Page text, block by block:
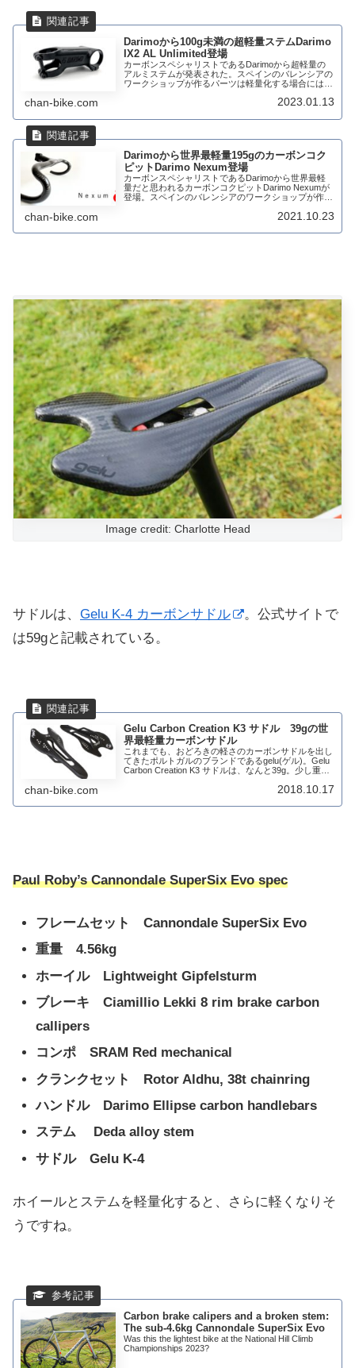
Darimoから100g未満の超軽量ステムDarimo
IX2 AL Unlimited登場
カーボンスペシャリストであるDarimoから超軽量の
アルミステムが発表された。スペインのバレンシアの
ワークショップが作るパーツは軽量化する場合には、
は、ライダーの体重制限のないカスタマイズ可能...
chan-bike.com 2023.01.13
Darimoから世界最軽量195gのカーボンコク
ピットDarimo Nexum登場
カーボンスペシャリストであるDarimoから世界最軽
量だと思われるカーボンコクピットDarimo Nexumが
登場。スペインのバレンシアのワークショップが作る
chan-bike.com 2021.10.23
Image credit: Charlotte Head
サドルは、 Gelu K-4 カーボンサドル
。公式サイトで
は59gと記載されている。
Gelu Carbon Creation K3 サドル 39gの世
界最軽量カーボンサドル
これまでも、おどろきの軽さのカーボンサドルを出し
てきたポルトガルのブランドであるgelu(ゲル)。Gelu
Carbon Creation K3 サドルは、なんと39g。少し重い
chan-bike.com 2018.10.17
Paul Roby’s Cannondale SuperSix Evo spec
フレームセット Cannondale SuperSix Evo
重量 4.56kg
ホーイル Lightweight Gipfelsturm
ブレーキ Ciamillio Lekki 8 rim brake carbon
callipers
コンポ SRAM Red mechanical
クランクセット Rotor Aldhu, 38t chainring
ハンドル Darimo Ellipse carbon handlebars
ステム Deda alloy stem
サドル Gelu K-4
ホイールとステムを軽量化すると、さらに軽くなりそ
うですね。
Carbon brake calipers and a broken stem:
The sub-4.6kg Cannondale SuperSix Evo
Was this the lightest bike at the National Hill Climb
Championships 2023?